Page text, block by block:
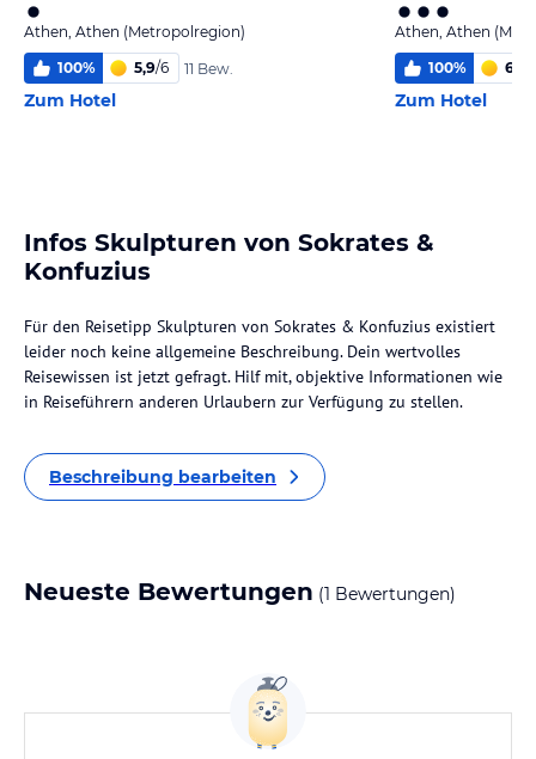
Athen, Athen (Metropolregion)
100% 5,9/6 11 Bew.
Zum Hotel
Athen, Athen
100% 6,0
Zum Hotel
Infos Skulpturen von Sokrates &
Konfuzius
Für den Reisetipp Skulpturen von Sokrates & Konfuzius existiert
leider noch keine allgemeine Beschreibung. Dein wertvolles
Reisewissen ist jetzt gefragt. Hilf mit, objektive Informationen wie
in Reiseführern anderen Urlaubern zur Verfügung zu stellen.
Beschreibung bearbeiten
Neueste Bewertungen (1 Bewertungen)